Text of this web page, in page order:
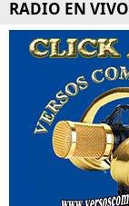
RADIO EN VIVO